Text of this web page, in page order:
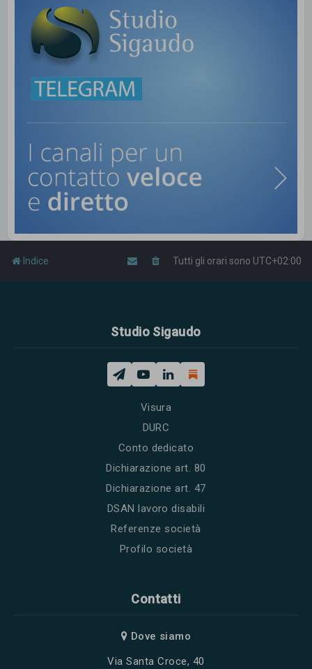
Indice Tutti gli orari sono UTC+02:00
Studio Sigaudo
Visura
DURC
Conto dedicato
Dichiarazione art. 80
Dichiarazione art. 47
DSAN lavoro disabili
Referenze società
Profilo società
Contatti
Dove siamo
Via Santa Croce, 40